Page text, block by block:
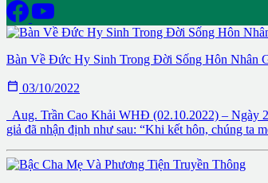
Bàn Về Đức Hy Sinh Trong Đời Sống Hôn Nhân
 03/10/2022
Aug. Trần Cao Khải WHĐ (02.10.2022) – Ngày
giả đã nhận định như sau: “Khi kết hôn, chúng ta